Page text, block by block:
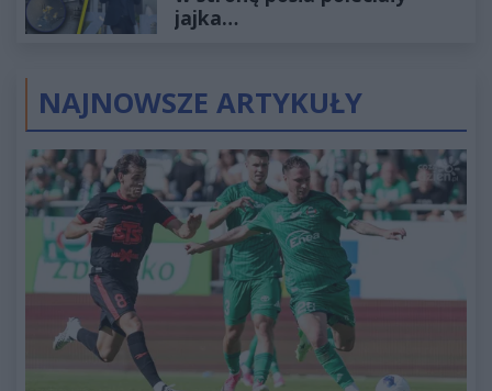
jajka…
NAJNOWSZE ARTYKUŁY